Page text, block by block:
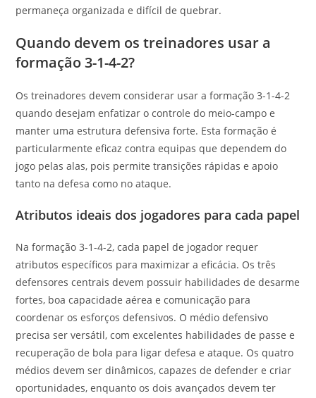
permaneça organizada e difícil de quebrar.
Quando devem os treinadores usar a
formação 3-1-4-2?
Os treinadores devem considerar usar a formação 3-1-4-2
quando desejam enfatizar o controle do meio-campo e
manter uma estrutura defensiva forte. Esta formação é
particularmente eficaz contra equipas que dependem do
jogo pelas alas, pois permite transições rápidas e apoio
tanto na defesa como no ataque.
Atributos ideais dos jogadores para cada papel
Na formação 3-1-4-2, cada papel de jogador requer
atributos específicos para maximizar a eficácia. Os três
defensores centrais devem possuir habilidades de desarme
fortes, boa capacidade aérea e comunicação para
coordenar os esforços defensivos. O médio defensivo
precisa ser versátil, com excelentes habilidades de passe e
recuperação de bola para ligar defesa e ataque. Os quatro
médios devem ser dinâmicos, capazes de defender e criar
oportunidades, enquanto os dois avançados devem ter